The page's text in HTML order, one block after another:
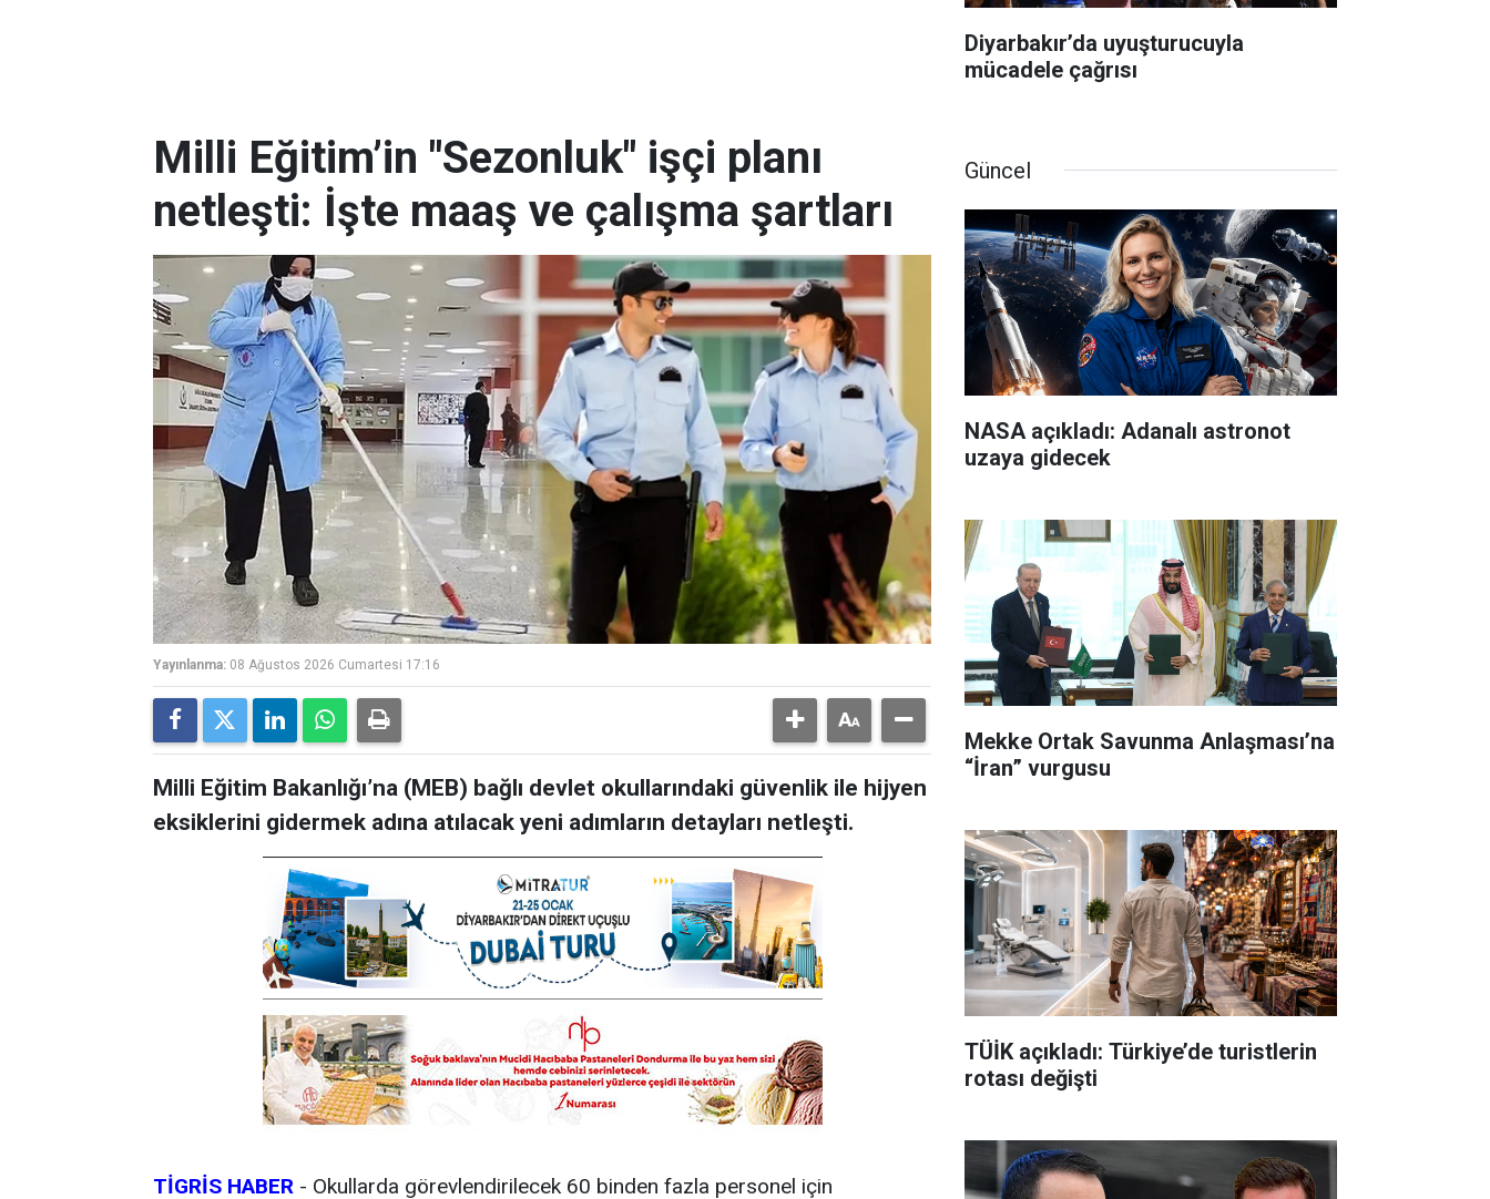
Diyarbakır’da uyuşturucuyla
mücadele çağrısı
Milli Eğitim’in "Sezonluk" işçi planı
netleşti: İşte maaş ve çalışma şartları
Yayınlanma: 08 Ağustos 2026 Cumartesi 17:16
Milli Eğitim Bakanlığı’na (MEB) bağlı devlet okullarındaki güvenlik ile hijyen
eksiklerini gidermek adına atılacak yeni adımların detayları netleşti.
TİGRİS HABER - Okullarda görevlendirilecek 60 binden fazla personel için
Güncel
NASA açıkladı: Adanalı astronot
uzaya gidecek
Mekke Ortak Savunma Anlaşması’na
“İran” vurgusu
TÜİK açıkladı: Türkiye’de turistlerin
rotası değişti